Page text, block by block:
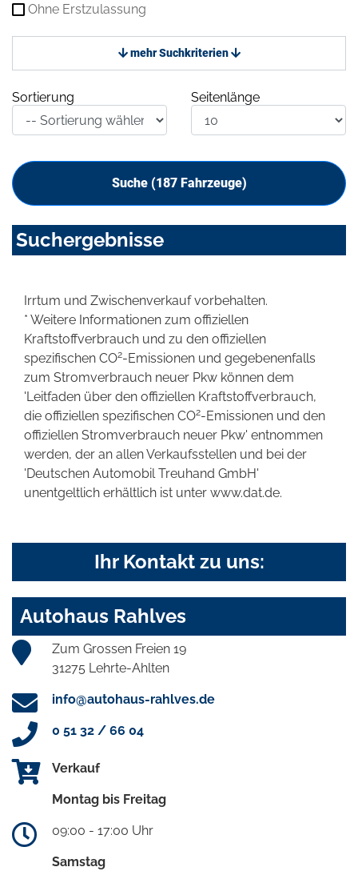
Ohne Erstzulassung
mehr Suchkriterien
Sortierung Seitenlänge
Suche (187Fahrzeuge)
Suchergebnisse
Irrtum und Zwischenverkauf vorbehalten.
* Weitere Informationen zum offiziellen
Kraftstoffverbrauch und zu den offiziellen
spezifischen CO2-Emissionen und gegebenenfalls
zum Stromverbrauch neuer Pkw können dem
'Leitfaden über den offiziellen Kraftstoffverbrauch,
die offiziellen spezifischen CO2-Emissionen und den
offiziellen Stromverbrauch neuer Pkw' entnommen
werden, der an allen Verkaufsstellen und bei der
'Deutschen Automobil Treuhand GmbH'
unentgeltlich erhältlich ist unter www.dat.de.
Ihr Kontakt zu uns:
Autohaus Rahlves
Zum Grossen Freien 19
31275 Lehrte-Ahlten
info@autohaus-rahlves.de
0 51 32 / 66 04
Verkauf
Montag bis Freitag
09:00 - 17:00 Uhr
Samstag